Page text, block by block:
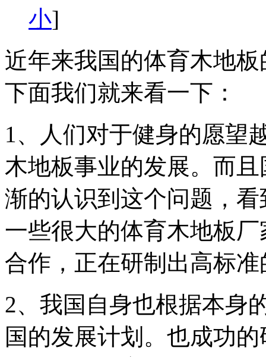
小]
近年来我国的体育木地
下面我们就来看一下：
1、人们对于健身的愿望
木地板事业的发展。而
渐的认识到这个问题，
一些很大的体育木地板
合作，正在研制出高标
2、我国自身也根据本身
国的发展计划。也成功